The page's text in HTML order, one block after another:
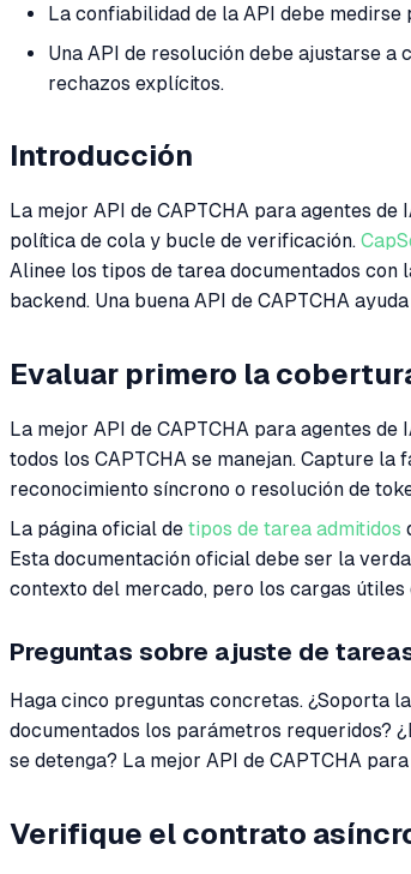
La confiabilidad de la API debe
Una API de resolución debe ajustarse
rechazos explícitos.
Introducción
La mejor API de CAPTCHA para agentes
política de cola y bucle de verificación.
Alinee los tipos de tarea documentados
backend. Una buena API de CAPTCHA
Evaluar primero la
La mejor API de CAPTCHA para agentes
todos los CAPTCHA se manejan. Capture
reconocimiento síncrono o resolución de
La página oficial de tipos de tarea admitidos
Esta documentación oficial debe ser la
contexto del mercado, pero los cargas
Preguntas sobre ajuste de
Haga cinco preguntas concretas. ¿Soporta
documentados los parámetros requeridos?
se detenga? La mejor API de CAPTCHA
Verifique el contrato